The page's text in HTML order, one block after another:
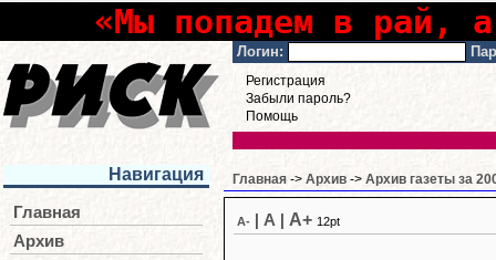
«Мы попадем в рай,
Логин:
Регистрация
Забыли пароль?
Помощь
Навигация
Главная
Архив
Главная -> Архив -> Архив газеты за
A- A A+ 12pt